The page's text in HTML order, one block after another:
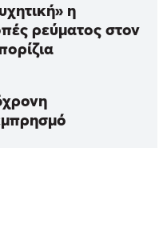
η
ρεύματος στον